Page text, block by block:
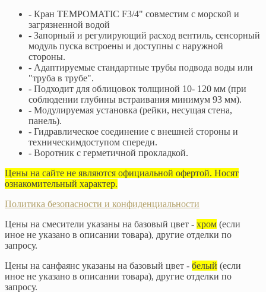
- Кран TEMPOMATIC F3/4" совместим с морской и
загрязненной водой
- Запорный и регулирующий расход вентиль, сенсорный
модуль пуска встроены и доступны с наружной
стороны.
- Адаптируемые стандартные трубы подвода воды или
"труба в трубе".
- Подходит для облицовок толщиной 10- 120 мм (при
соблюдении глубины встраивания минимум 93 мм).
- Модулируемая установка (рейки, несущая стена,
панель).
- Гидравлическое соединение с внешней стороны и
техническимдоступом спереди.
- Воротник с герметичной прокладкой.
Цены на сайте не являются официальной офертой. Носят
ознакомительный характер.
Политика безопасности и конфиденциальности
Цены на смесители указаны на базовый цвет - хром (если
иное не указано в описании товара), другие отделки по
запросу.
Цены на санфаянс указаны на базовый цвет - белый (если
иное не указано в описании товара), другие отделки по
запросу.